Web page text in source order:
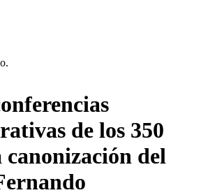
de los 350
canonización del